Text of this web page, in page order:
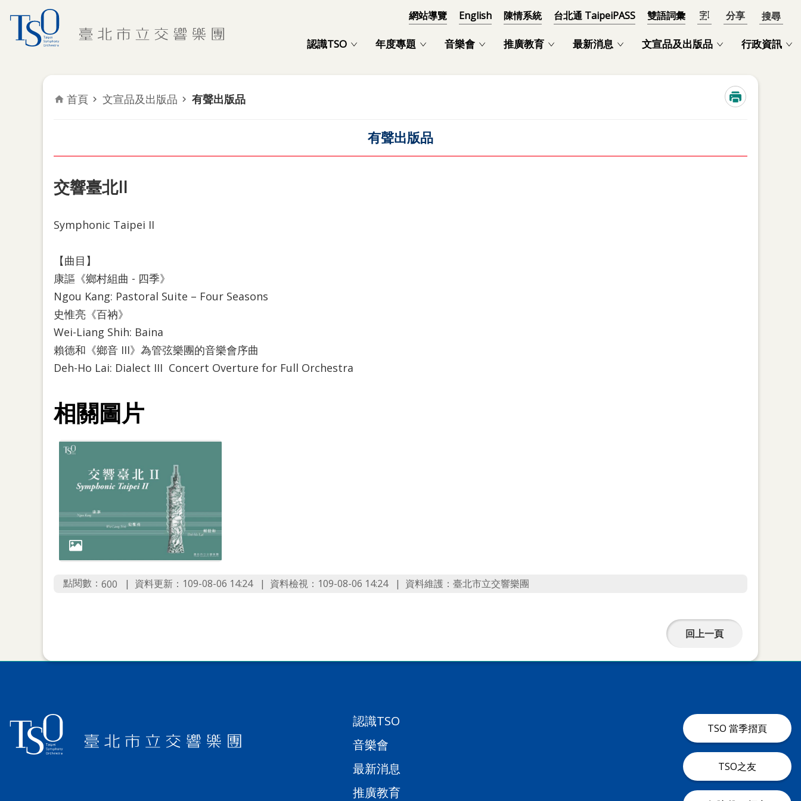
跳到主要內容區塊 網站導覽 English 陳情系統 台北通 TaipeiPASS
雙語詞彙
認識TSO 年度專題 音樂會 推廣教育 最新消息 文宣品及出版品 行政資訊
首頁 文宣品及出版品 有聲出版品
有聲出版品
交響臺北II
Symphonic Taipei II
【曲目】
康謳《鄉村組曲 - 四季》
Ngou Kang: Pastoral Suite – Four Seasons
史惟亮《百衲》
Wei-Liang Shih: Baina
賴德和《鄉音 III》為管弦樂團的音樂會序曲
Deh-Ho Lai: Dialect III Concert Overture for Full Orchestra
相關圖片
點閱數： 600 資料更新：109-08-06 14:24 資料檢視：109-08-06 14:24 資料維護：臺北市立交響樂團
回上一頁
認識TSO
音樂會
最新消息
推廣教育
TSO 當季摺頁
TSO之友